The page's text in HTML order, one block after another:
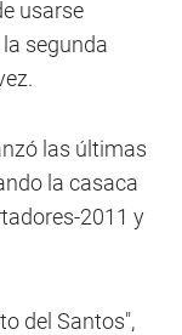
usarse
segunda
las últimas
la casaca
2011 y
del Santos",